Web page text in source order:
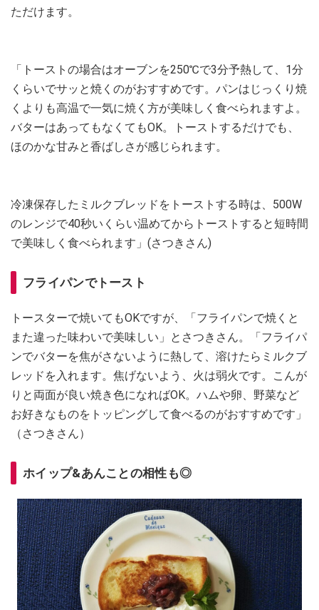
ただけます。
「トーストの場合はオーブンを250℃で3分予熱して、1分
くらいでサッと焼くのがおすすめです。パンはじっくり焼
くよりも高温で一気に焼く方が美味しく食べられますよ。
バターはあってもなくてもOK。トーストするだけでも、
ほのかな甘みと香ばしさが感じられます。
冷凍保存したミルクブレッドをトーストする時は、500W
のレンジで40秒いくらい温めてからトーストすると短時間
で美味しく食べられます」(さつきさん)
フライパンでトースト
トースターで焼いてもOKですが、「フライパンで焼くと
また違った味わいで美味しい」とさつきさん。「フライパ
ンでバターを焦がさないように熱して、溶けたらミルクブ
レッドを入れます。焦げないよう、火は弱火です。こんが
りと両面が良い焼き色になればOK。ハムや卵、野菜など
お好きなものをトッピングして食べるのがおすすめです」
（さつきさん）
ホイップ&あんことの相性も◎